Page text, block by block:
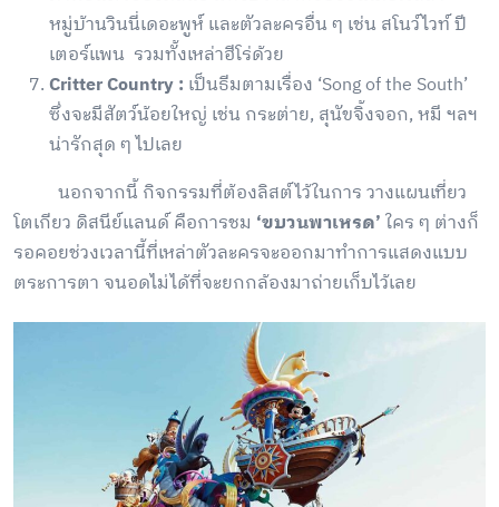
หมู่บ้านวินนี่เดอะพูห์ และตัวละครอื่น ๆ เช่น สโนว์ไวท์ ปี
เตอร์แพน รวมทั้งเหล่าฮีโร่ด้วย
Critter Country : เป็นธีมตามเรื่อง ‘Song of the South’
ซึ่งจะมีสัตว์น้อยใหญ่ เช่น กระต่าย, สุนัขจิ้งจอก, หมี ฯลฯ
น่ารักสุด ๆ ไปเลย
นอกจากนี้ กิจกรรมที่ต้องลิสต์ไว้ในการ วางแผนเที่ยว
โตเกียว ดิสนีย์แลนด์ คือการชม ‘ขบวนพาเหรด’ใคร ๆ ต่างก็
รอคอยช่วงเวลานี้ที่เหล่าตัวละครจะออกมาทำการแสดงแบบ
ตระการตา จนอดไม่ได้ที่จะยกกล้องมาถ่ายเก็บไว้เลย